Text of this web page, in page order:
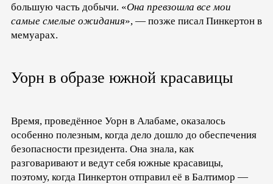
большую часть добычи. «Она превзошла все мои
самые смелые ожидания», — позже писал Пинкертон в
мемуарах.
Уорн в образе южной красавицы
Время, проведённое Уорн в Алабаме, оказалось
особенно полезным, когда дело дошло до обеспечения
безопасности президента. Она знала, как
разговаривают и ведут себя южные красавицы,
поэтому, когда Пинкертон отправил её в Балтимор —